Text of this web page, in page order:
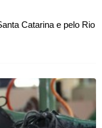
Catarina e pelo Rio